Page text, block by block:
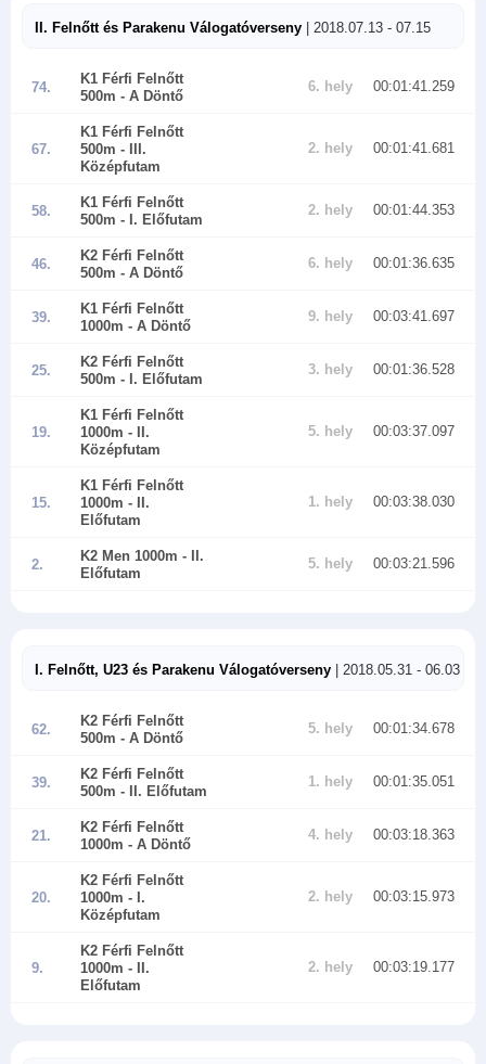
II. Felnőtt és Parakenu Válogatóverseny | 2018.07.13 - 07.15
74.
K1 Férfi Felnőtt
500m - A Döntő
6. hely 00:01:41.259
67.
K1 Férfi Felnőtt
500m - III.
Középfutam
2. hely 00:01:41.681
58.
K1 Férfi Felnőtt
500m - I. Előfutam
2. hely 00:01:44.353
46.
K2 Férfi Felnőtt
500m - A Döntő
6. hely 00:01:36.635
39.
K1 Férfi Felnőtt
1000m - A Döntő
9. hely 00:03:41.697
25.
K2 Férfi Felnőtt
500m - I. Előfutam
3. hely 00:01:36.528
19.
K1 Férfi Felnőtt
1000m - II.
Középfutam
5. hely 00:03:37.097
15.
K1 Férfi Felnőtt
1000m - II.
Előfutam
1. hely 00:03:38.030
2.
K2 Men 1000m - II.
Előfutam
5. hely 00:03:21.596
I. Felnőtt, U23 és Parakenu Válogatóverseny | 2018.05.31 - 06.03
62.
K2 Férfi Felnőtt
500m - A Döntő
5. hely 00:01:34.678
39.
K2 Férfi Felnőtt
500m - II. Előfutam
1. hely 00:01:35.051
21.
K2 Férfi Felnőtt
1000m - A Döntő
4. hely 00:03:18.363
20.
K2 Férfi Felnőtt
1000m - I.
Középfutam
2. hely 00:03:15.973
9.
K2 Férfi Felnőtt
1000m - II.
Előfutam
2. hely 00:03:19.177